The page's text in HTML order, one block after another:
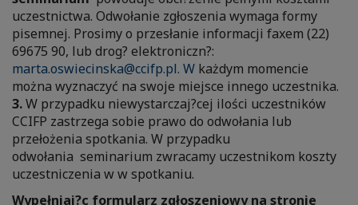
uczestnictwa. Odwołanie zgłoszenia wymaga formy
pisemnej. Prosimy o przesłanie informacji faxem (22)
69675 90, lub drog? elektroniczn?:
marta.oswiecinska@ccifp.pl. W każdym momencie
można wyznaczyć na swoje miejsce innego uczestnika.
3.W przypadku niewystarczaj?cej ilości uczestników
CCIFP zastrzega sobie prawo do odwołania lub
przełożenia spotkania. W przypadku
odwołania seminarium zwracamy uczestnikom koszty
uczestniczenia w w spotkaniu.
Wypełniaj?c formularz zgłoszeniowy na stronie